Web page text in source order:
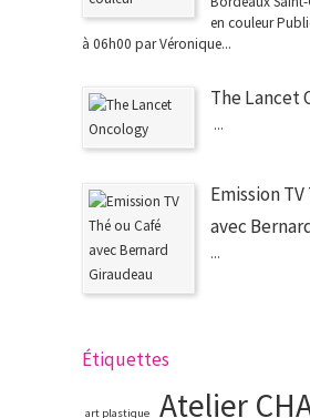
en couleur
à 06h00 par Véronique...
The Lancet
...
Emission
avec
...
Étiquettes
art plastique Atelier